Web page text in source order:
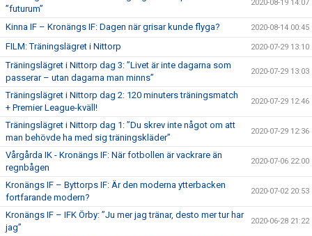
”futurum”
2020-08-19 14:07
Kinna IF – Kronängs IF: Dagen när grisar kunde flyga? 2020-08-14 00:45
FILM: Träningslägret i Nittorp 2020-07-29 13:10
Träningslägret i Nittorp dag 3: ”Livet är inte dagarna som
passerar – utan dagarna man minns”
2020-07-29 13:03
Träningslägret i Nittorp dag 2: 120 minuters träningsmatch
+ Premier League-kväll!
2020-07-29 12:46
Träningslägret i Nittorp dag 1: ”Du skrev inte något om att
man behövde ha med sig träningskläder”
2020-07-29 12:36
Vårgårda IK - Kronängs IF: När fotbollen är vackrare än
regnbågen
2020-07-06 22:00
Kronängs IF – Byttorps IF: Är den moderna ytterbacken
fortfarande modern?
2020-07-02 20:53
Kronängs IF – IFK Örby: ”Ju mer jag tränar, desto mer tur har
jag”
2020-06-28 21:22